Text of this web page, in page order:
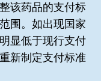
该药品的支付标
围。如出现国家
显低于现行支付
新制定支付标准